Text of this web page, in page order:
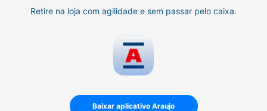
Retire na loja com agilidade e sem passar pelo caixa.
Baixar aplicativo Araujo